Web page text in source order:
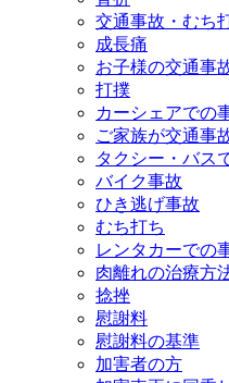
交通事故・むち
成長痛
お子様の交通事
打撲
カーシェアでの
ご家族が交通事
タクシー・バス
バイク事故
ひき逃げ事故
むち打ち
レンタカーでの
肉離れの治療方
捻挫
慰謝料
慰謝料の基準
加害者の方